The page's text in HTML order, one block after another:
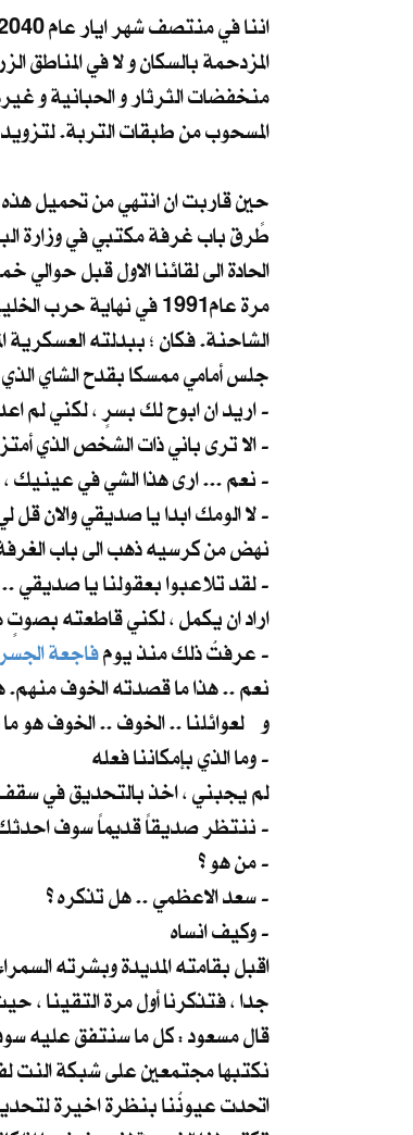
المزدحمة بالسكان و لا في
منخفضات الثرثار و الحبانية و
المسحوب من طبقات التربة. لتزويد
حين قاربت ان انتهي من تحميل
طًرق باب غرفة مكتبي في وزارة
الحادة الى لقائنا الاول قبل
مرة عام1991 في نهاية حرب الخليج الاولى و بعد انسحاب الجيش من الكويت. فكان اغرب لقاء و
الشاحنة. فكان ؛ ببدلته
جلس أمامي ممسكا بقدح الشاي
اريد ان ابوح لك بسرٍ ، لكني لم اعد اعرف بمن اثق في هذا الزمن الملعون -
الا ترى باني ذات الشخص الذي أمتزج دمه بدمك في كل ما مر بنا من أيام صعبة ... الا ترى نفس الصدق في عينيّ صديق قديم -
نعم ... ارى هذا الشي في عينيك ، لكني و لكثرة الخناجر في الظهر ، صرت ُ اخشى من الأصدقاء اكثر من الاعداء -
لا الومك ابدا يا صديقي والان قل لي ، ما السر الذي تريد اخباري به ؟ -
نهض من كرسيه ذهب الى باب
لقد تلاعبوا بعقولنا يا صديقي .. لقد استخدمونا لزرع الفوضى والخوف والاكاذيب ، كنا نحن الات في ايديهم ، نحن وسائلهم الخفية -
اراد ان يكمل ، لكني قاطعته
عرفتُ ذلك منذ يومفاجعة ، لكني لم اعرف كيف اتخلص من شباكهم لحد الان .. كنت خائفا من سطوتهم و نفوذهم العالمي -
و لعوائلنا .. الخوف .. الخوف هو
وما الذي بإمكاننا فعله -
لم يجبني ، اخذ بالتحديق في
ننتظر صديقاً قديماً سوف احدثك بكل شيء حينما يصل -
من هو ؟ -
سعد الاعظمي .. هل تذكره ؟ -
وكيف انساه -
اقبل بقامته المديدة وبشرته
جدا ، فتذكرنا أول مرة التقينا
قال مسعود : كل ما سنتفق عليه
نكتبها مجتمعين على شبكة النت
اتحدت عيونُنا بنظرة اخيرة لتحديد